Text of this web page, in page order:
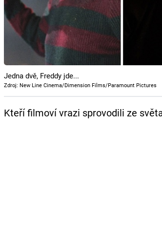
Jedna dvě, Freddy jde...
Zdroj: New Line Cinema/Dimension Films/Paramount Pictures
Kteří filmoví vrazi sprovodili ze